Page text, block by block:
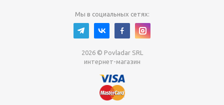
Мы в социальных сетях:
2026 © Povladar SRL
интернет-магазин